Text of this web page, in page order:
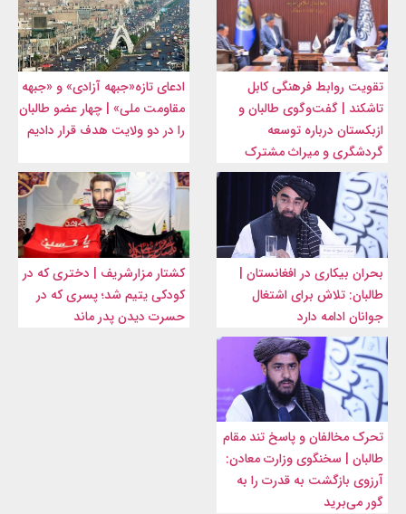
تقویت روابط فرهنگی کابل
تاشکند | گفت‌وگوی طالبان و
ازبکستان درباره توسعه
گردشگری و میراث مشترک
ادعای تازه«جبهه آزادی» و «جبهه
مقاومت ملی» | چهار عضو طالبان
را در دو ولایت هدف قرار دادیم
بحران بیکاری در افغانستان |
طالبان: تلاش برای اشتغال
جوانان ادامه دارد
کشتار مزارشریف | دختری که در
کودکی یتیم شد؛ پسری که در
حسرت دیدن پدر ماند
تحرک مخالفان و پاسخ تند مقام
طالبان | سخنگوی وزارت معادن:
آرزوی بازگشت به قدرت را به
گور می‌برید